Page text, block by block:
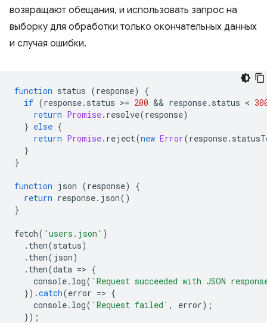
возвращают обещания, и использовать запрос на
выборку для обработки только окончательных данных
и случая ошибки.
function status (response)
{
if (response. status >= 200 && response. status <
return Promise. resolve(response)
} else {
return Promise. reject(new Error(response.
}
}
function json (response)
{
return response. json()
}
fetch( 'users.json' )
. then(status)
. then( json)
. then(data => {
console. log( 'Request succeeded with JSON
}).catch(error => {
console. log( 'Request failed' , error);
});